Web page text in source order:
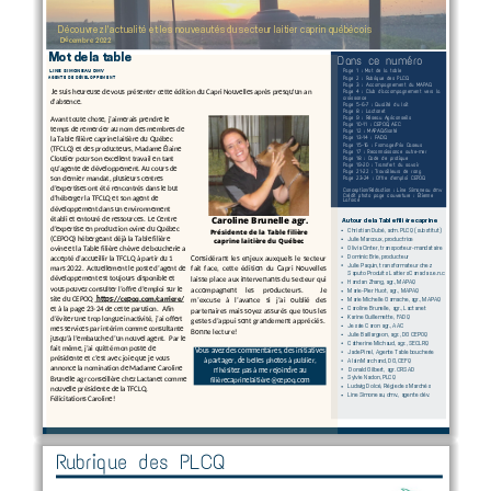
Christian Dubé, adm. PLCQ (substitut)
Julie Marcoux, productrice
Olivia Cinter, transporteur-mandataire
Dominic Brie, producteur
Julie Paquin, transformateur chez
Saputo Produits Laitiers Canada s.e.n.c
Handan Zhang, agr., MAPAQ
Marie-Pier Huot, agr., MAPAQ
Marie Michelle Gamache, agr., MAPAQ
Caroline Brunelle, agr., Lactanet
Karine Guillemette, FADQ
Jessie Caron agr., AAC
Julie Baillargeon, agr., DG CEPOQ
Catherine Michaud, agr., SECLRQ
Jade Pinel, Agente Table boucherie
Alain Marchand, DG, CEFQ
Donald Gilbert, agr. CRSAD
Sylvie Nadon, PLCQ
Ludwig Dolcé, Régie des Marchés
Line Simoneau, dmv., agente dév.
Autour de la Table filière caprine
Mot de la table
LINE SIMONEAU DMV
AGENTE DE DÉVELOPPEMENT
Découvrez l'actualité et les nouveautés du secteur laitier caprin québécois
Dans ce numéro
Page 1 : Mot de la table
Page 2 : Rubrique des PLCQ
Page 3 : Accompagnement du MAPAQ
Page 4 : Club d'accompagnement vers la
croissance
Page 5-6-7 : Qualité du lait
Page 8 : Lactanet
Page 9 : Réseau Agriconseils
Page 10-11 : CEPOQ, AEC
Page 12 : MAPAQ/Santé
Page 13-14 : FADQ
Page 15-16 : Fromage/Prix Caseus
Page 17 : Reconnaissance outre-mer
Page 18
: Code de pratique
Page 19-20 : Transfert du savoir
Page 21-22 : Travailleurs de rang
Page 23-24 : Offre d'emploi CEPOQ
Conception/Rédaction : Line Simoneau dmv
Crédit photo page couverture : Étienne
Laforce
Décembre 2022
Je suis heureuse de vous présenter cette édition du Capri Nouvelles après presqu'un an
d'absence.
Avant toute chose, j’aimerais prendre le
temps de remercier au nom des membres de
la Table filière caprine laitière du Québec
(TFCLQ) et des producteurs, Madame Élaine
Cloutier pour son excellent travail en tant
qu’agente de développement. Au cours de
son dernier mandat, plusieurs centres
d’expertises ont été rencontrés dans le but
d’héberger la TFCLQ et son agent de
développement dans un environnement
établi et entouré de ressources. Le Centre
d’expertise en production ovine du Québec
(CEPOQ) hébergeant déjà la Table filière
ovine et la Table filière chèvre de boucherie a
accepté d’accueillir la TFCLQ à partir du 1
mars 2022. Actuellement le poste d’agent de
développement est toujours disponible et
vous pouvez consulter l’offre d’emploi sur le
site du CEPOQ
https://cepoq.com/carriere/
et à la page 23-24 de cette parution.
Afin
d’éviter une trop longue inactivité, j’ai offert
mes services par intérim comme consultante
jusqu’à l’embauche d’un nouvel agent.
Par le
fait même, j’ai quitté mon poste de
présidente et c’est avec joie que je vous
annonce la nomination de Madame Caroline
Brunelle agr conseillère chez Lactanet comme
nouvelle présidente de la TFCLQ.
Félicitations Caroline!
Caroline Brunelle agr.
Présidente de la Table filière
caprine laitière du Québec
Considérant les enjeux auxquels le secteur
fait face, cette édition du Capri Nouvelles
laisse place aux intervenants du secteur qui
accompagnent  les  producteurs.
Je
m’excuse  à  l’avance  si  j’ai  oublié  des
partenaires mais soyez assurés que tous les
gestes d’appui sont grandement appréciés.
Bonne lecture!
Vous avez des commentaires, des initiatives
à partager, de belles photos à publier,
n'hésitez pas à me rejoindre au
filièrecaprinelaitière@cepoq.com
Rubrique des PLCQ